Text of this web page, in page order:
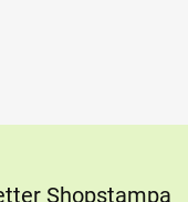
Shopstampa